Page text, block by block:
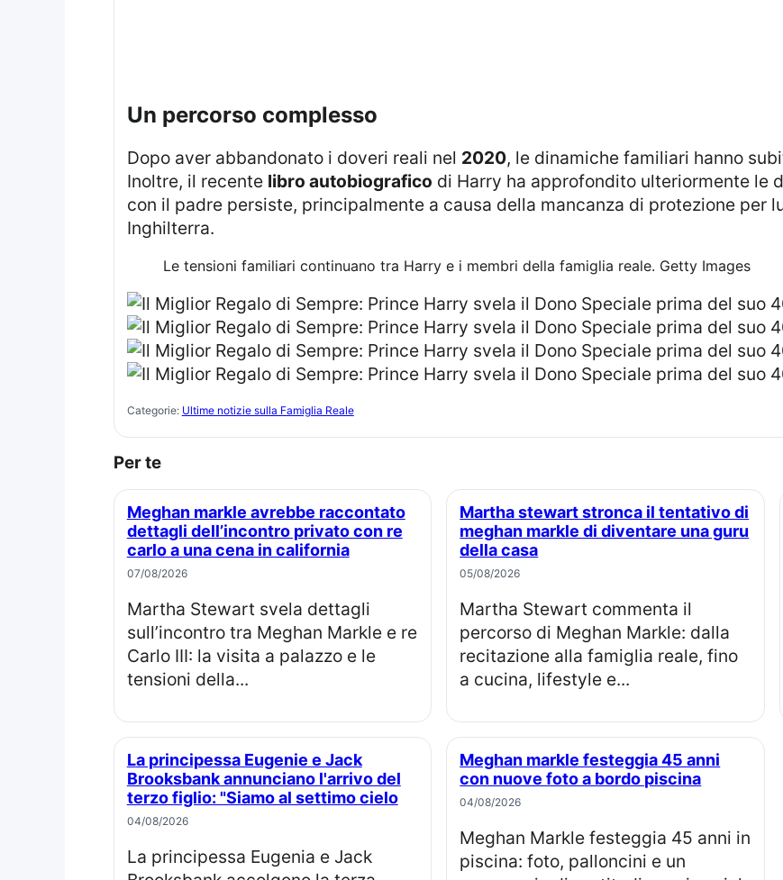
un percorso complesso
Dopo aver abbandonato i doveri reali nel 2020, le dinamiche familiari hanno
Inoltre, il recente libro autobiografico di Harry ha approfondito ulteriormente le
con il padre persiste, principalmente a causa della mancanza di protezione per
Inghilterra.
Le tensioni familiari continuano tra Harry e i membri della famiglia reale. Getty Images
Categorie: Ultime notizie sulla Famiglia Reale
Per te
Meghan markle avrebbe raccontato
dettagli dell’incontro privato con re
carlo a una cena in california
07/08/2026
Martha Stewart svela dettagli
sull’incontro tra Meghan Markle e re
Carlo III: la visita a palazzo e le
tensioni della...
Martha stewart stronca il tentativo di
meghan markle di diventare una guru
della casa
05/08/2026
Martha Stewart commenta il
percorso di Meghan Markle: dalla
recitazione alla famiglia reale, fino
a cucina, lifestyle e...
La principessa Eugenie e Jack
Brooksbank annunciano l'arrivo del
terzo figlio: "Siamo al settimo cielo
04/08/2026
La principessa Eugenia e Jack
Meghan markle festeggia 45 anni
con nuove foto a bordo piscina
04/08/2026
Meghan Markle festeggia 45 anni in
piscina: foto, palloncini e un